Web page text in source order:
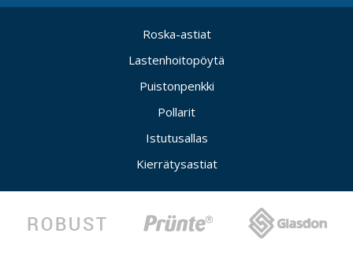
Roska-astiat
Lastenhoitopöytä
Puistonpenkki
Pollarit
Istutusallas
Kierrätysastiat